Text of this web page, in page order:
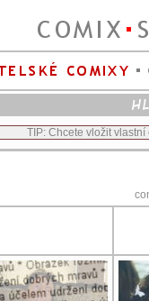
TIP: Chcete vložit